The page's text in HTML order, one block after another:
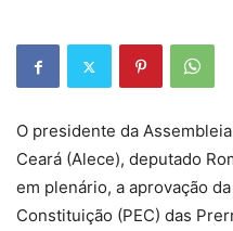
O presidente da
Ceará (Alece), deputado
em plenário, a aprovação
Constituição (PEC) das